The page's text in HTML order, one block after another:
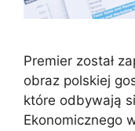
Premier został
obraz polskiej
które odbywają
Ekonomicznego